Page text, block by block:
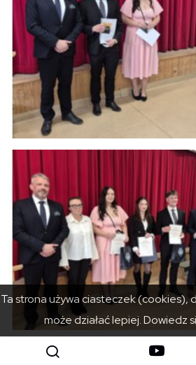
Ta strona używa ciasteczek (cookies),
może działać lepiej.Dowiedz